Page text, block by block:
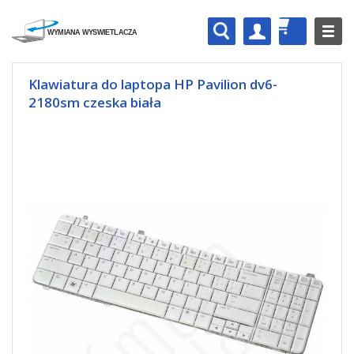
Klawiatura do laptopa HP Pavilion dv6-
2180sm czeska biała